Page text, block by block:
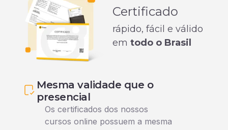
Certificado
rápido, fácil e válido
em todo o Brasil
Mesma validade que o
presencial
Os certificados dos nossos
cursos online possuem a mesma